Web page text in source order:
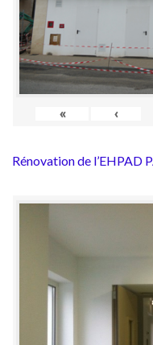
« ‹
Rénovation de l’EHPAD